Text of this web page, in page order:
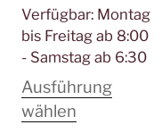
Verfügbar: Montag
bis Freitag ab 8:00
- Samstag ab 6:30
Ausführung
wählenDieses